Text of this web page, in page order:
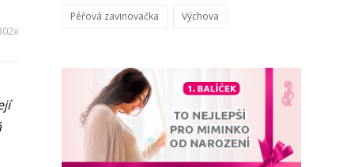
Péřová zavinovačka Výchova